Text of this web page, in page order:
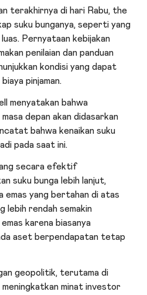
terakhirnya di hari Rabu, the
suku bunganya, seperti yang
Pernyataan kebijakan
penilaian dan panduan
kondisi yang dapat
pinjaman.
menyatakan bahwa
depan akan didasarkan
bahwa kenaikan suku
pada saat ini.
secara efektif
suku bunga lebih lanjut,
emas yang bertahan di atas
lebih rendah semakin
karena biasanya
aset berpendapatan tetap
geopolitik, terutama di
minat investor